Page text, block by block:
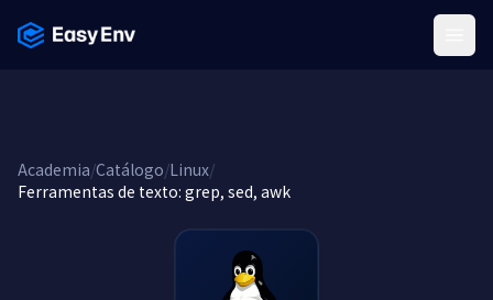
Academia/Catálogo/Linux/
Ferramentas de texto: grep, sed, awk